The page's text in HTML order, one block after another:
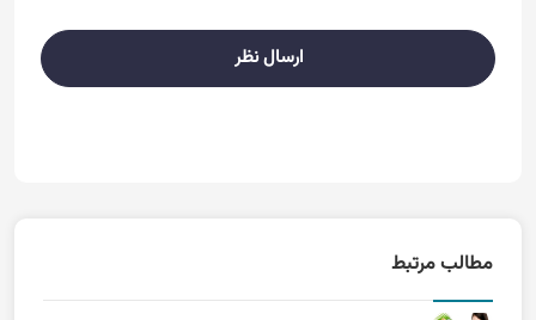
ارسال نظر
مطالب مرتبط